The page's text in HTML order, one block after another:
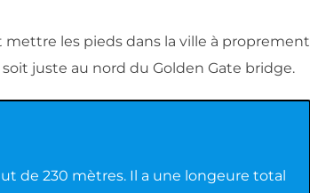
mettre les pieds dans la ville à proprement
juste au nord du Golden Gate bridge.
de 230 mètres. Il a une longeure total